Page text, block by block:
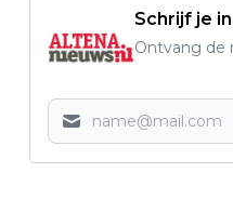
Schrijf je
Ontvang de